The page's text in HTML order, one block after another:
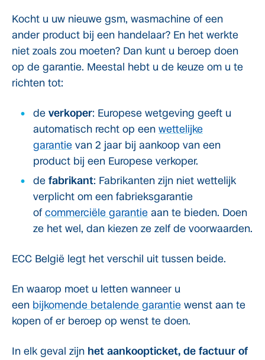
Kocht u uw nieuwe gsm, wasmachine of een
ander product bij een handelaar? En het werkte
niet zoals zou moeten? Dan kunt u beroep doen
op de garantie. Meestal hebt u de keuze om u te
richten tot:
de verkoper: Europese wetgeving geeft u
automatisch recht op een wettelijke
garantie van 2 jaar bij aankoop van een
product bij een Europese verkoper.
de fabrikant: Fabrikanten zijn niet wettelijk
verplicht om een fabrieksgarantie
of commerciële garantie aan te bieden. Doen
ze het wel, dan kiezen ze zelf de voorwaarden.
ECC België legt het verschil uit tussen beide.
En waarop moet u letten wanneer u
een bijkomende betalende garantie wenst aan te
kopen of er beroep op wenst te doen.
In elk geval zijn het aankoopticket, de factuur of